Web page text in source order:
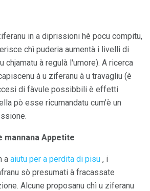
in a diprissioni hè pocu compitu,
chì puderia aumentà i livelli di
chjamatu à regulà l'umore). A ricerca
à u ziferanu à u travagliu (è
di fàvule possibbili è effetti
pò esse ricumandatu cum'è un
mannana Appetite
a aiutu per a perdita di pisu , i
sò presumati à fracassate
Alcune proposanu chì u ziferanu